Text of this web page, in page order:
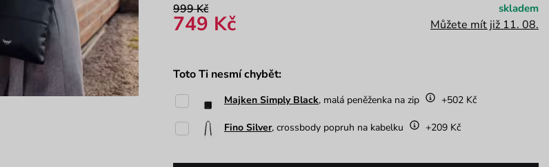
999 Kč
749 Kč
skladem
Můžete mít již 11. 08.
Toto Ti nesmí chybět:
Majken Simply Black, malá peněženka na zip +502 Kč
Fino Silver, crossbody popruh na kabelku +209 Kč